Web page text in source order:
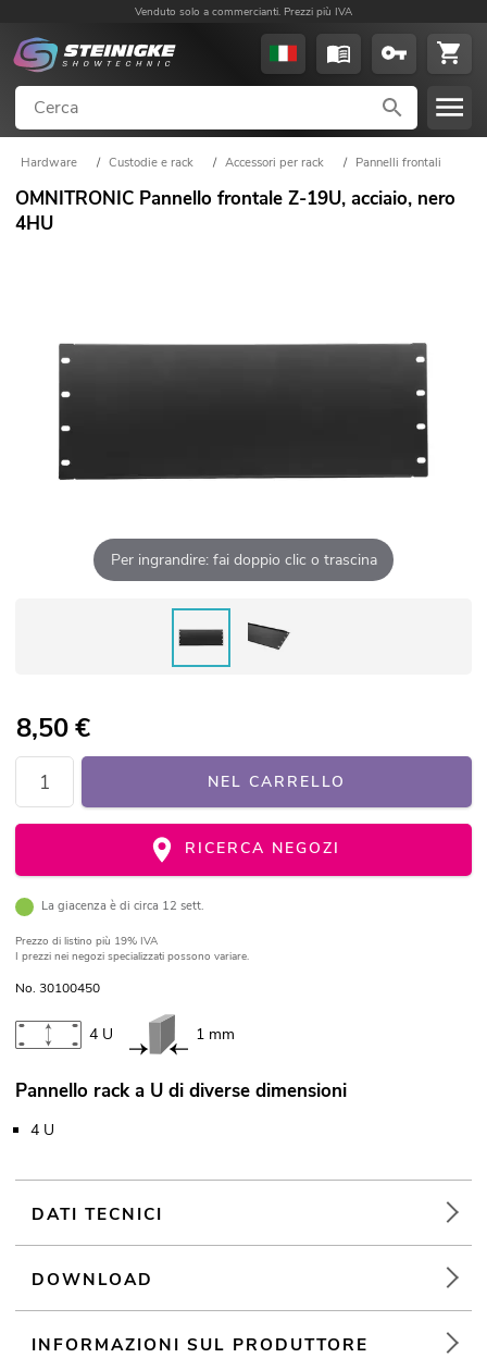
Venduto solo a commercianti. Prezzi più IVA
Hardware / Custodie e rack / Accessori per rack / Pannelli frontali
OMNITRONIC Pannello frontale Z-19U, acciaio, nero
4HU
Per ingrandire: fai doppio clic o trascina
8,50€
NEL CARRELLO
RICERCA NEGOZI
La giacenza è di circa 12 sett.
Prezzo di listino più 19% IVA
I prezzi nei negozi specializzati possono variare.
No. 30100450
4 U 1 mm
Pannello rack a U di diverse dimensioni
4 U
DATI TECNICI
DOWNLOAD
INFORMAZIONI SUL PRODUTTORE